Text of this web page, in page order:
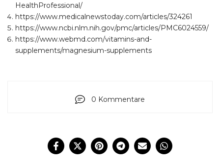
HealthProfessional/
https://www.medicalnewstoday.com/articles/324261
https://www.ncbi.nlm.nih.gov/pmc/articles/PMC6024559/
https://www.webmd.com/vitamins-and-
supplements/magnesium-supplements
0 Kommentare